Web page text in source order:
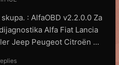
: AlfaOBD v2.2.0.0 Za
Alfa Fiat Lancia
Jeep Peugeot Citroën ...